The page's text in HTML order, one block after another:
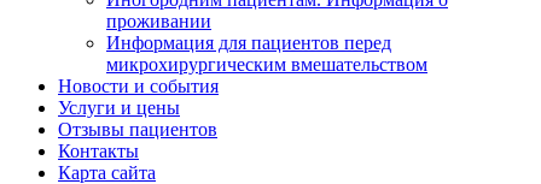
проживании
Информация для пациентов перед
микрохирургическим вмешательством
Новости и события
Услуги и цены
Отзывы пациентов
Контакты
Карта сайта